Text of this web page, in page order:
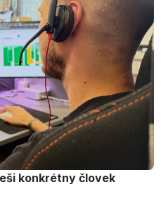
konkrétny človek